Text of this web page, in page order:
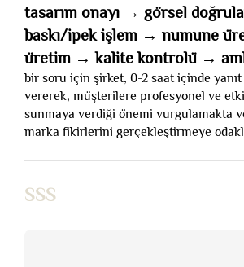
tasarım onayı → görsel
baskı/ipek işlem → numune
üretim → kalite kontrolü →
bir soru için şirket, 0-2 saat içinde
vererek, müşterilere profesyonel ve
sunmaya verdiği önemi vurgulamakta
marka fikirlerini gerçekleştirmeye
SSS